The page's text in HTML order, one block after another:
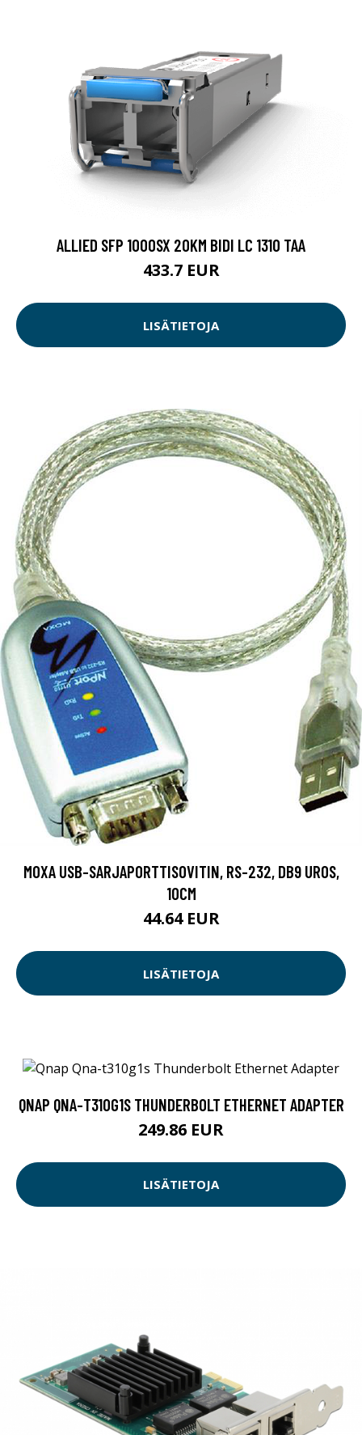
ALLIED SFP 1000SX 20KM BIDI LC 1310 TAA
433.7 EUR
LISÄTIETOJA
MOXA USB-SARJAPORTTISOVITIN, RS-232, DB9 UROS,
10CM
44.64 EUR
LISÄTIETOJA
QNAP QNA-T310G1S THUNDERBOLT ETHERNET ADAPTER
249.86 EUR
LISÄTIETOJA